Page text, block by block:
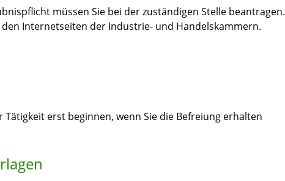
müssen Sie bei der zuständigen Stelle beantragen.
Internetseiten der Industrie- und Handelskammern.
Tätigkeit erst beginnen, wenn Sie die Befreiung erhalten